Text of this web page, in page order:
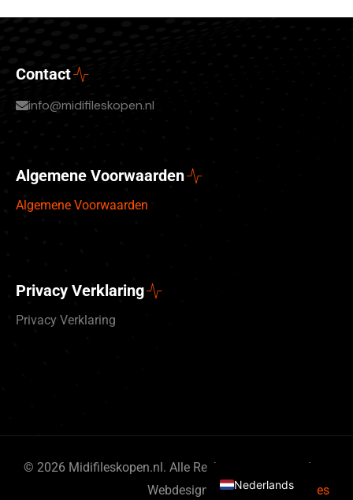
Contact
info@midifileskopen.nl
Algemene Voorwaarden
Algemene Voorwaarden
Privacy Verklaring
Privacy Verklaring
© 2026 Midifileskopen.nl. Alle Rechten gereserveerd.
Webdesign doorBy Bits & Pieces
Nederlands
Deutsch